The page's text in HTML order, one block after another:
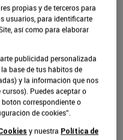
causar, se requiere
escenarios VUCA y
modo
exigen una nueva
ya que hablamos de un
todos los ámbitos, en
y es lógico el
propias y de terceros para
usuarios, para identificarte
así como para elaborar
publicidad personalizada
base de tus hábitos de
y la información que nos
Puedes aceptar o
correspondiente o
de cookies”.
y nuestra Política de